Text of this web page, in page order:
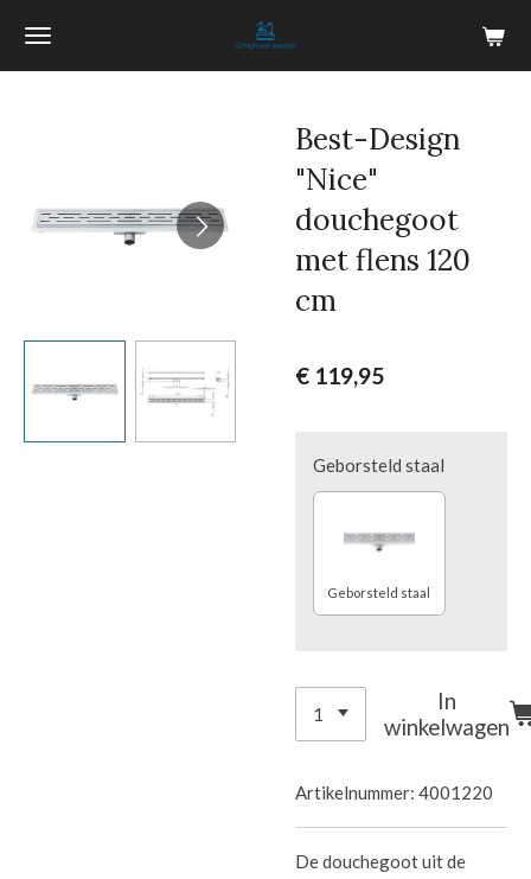
Ga
Best-Design
"Nice"
douchegoot
met flens 120
cm
€ 119,95
Geborsteld staal
Geborsteld staal
In
winkelwagen
Artikelnummer: 4001220
De douchegoot uit de